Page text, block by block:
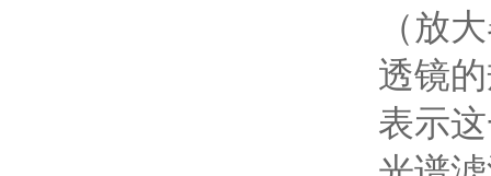
（放
透镜
表示